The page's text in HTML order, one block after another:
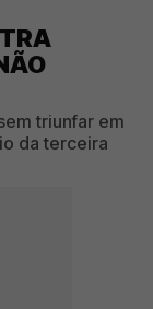
triunfar em
da terceira